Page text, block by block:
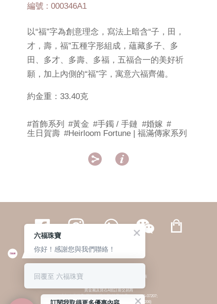
編號 : 000346A1
以“福”字為創意理念，寫法上暗含“子，田，
才，壽，福”五種字形組成，蘊藏多子、多
田、多才、多壽、多福，五福合一的美好祈
願，加上內側的“福”字，寓意六福齊備。
約金重：33.40克
#首飾系列 #黃金 #手鐲 / 手鏈 #婚嫁 #
生日賀壽 #Heirloom Fortune | 福滿傳家系列
 
繁體 | 簡体
© 六福集團 版權所有 不得轉載 私隱政策
貴金屬及寶石A類註冊交易商
(六福企業禮品(國際)有限公司-註冊號碼:A-B-24-05-07207;
六福電子商貿有限公司-註冊號碼:A-B-24-05-07206)
六福珠寶
你好！感謝您與我們聯絡！
回覆至 六福珠寶